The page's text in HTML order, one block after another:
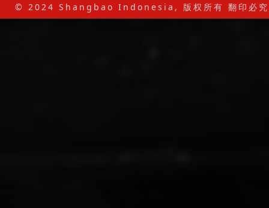
© 2024 Shangbao Indonesia, 版权所有 翻印必